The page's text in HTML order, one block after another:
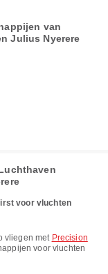
van
Julius Nyerere
voor vluchten
vliegen met Precision
voor vluchten